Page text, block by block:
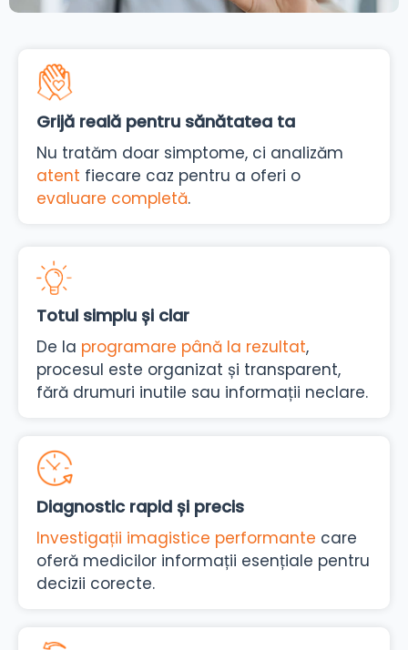
Grijă reală pentru sănătatea ta
Nu tratăm doar simptome, ci analizăm
atent fiecare caz pentru a oferi o
evaluare completă.
Totul simplu și clar
De la programare până la rezultat,
procesul este organizat și transparent,
fără drumuri inutile sau informații neclare.
Diagnostic rapid și precis
Investigații imagistice performante care
oferă medicilor informații esențiale pentru
decizii corecte.